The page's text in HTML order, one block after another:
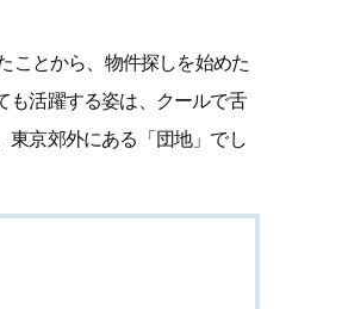
ことから、物件探しを始めた
も活躍する姿は、クールで舌
東京郊外にある「団地」でし